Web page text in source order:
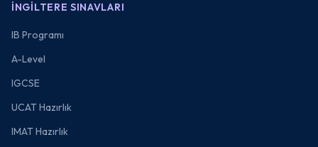
İNGILTERE SINAVLARI
IB Programı
A-Level
IGCSE
UCAT Hazırlık
IMAT Hazırlık